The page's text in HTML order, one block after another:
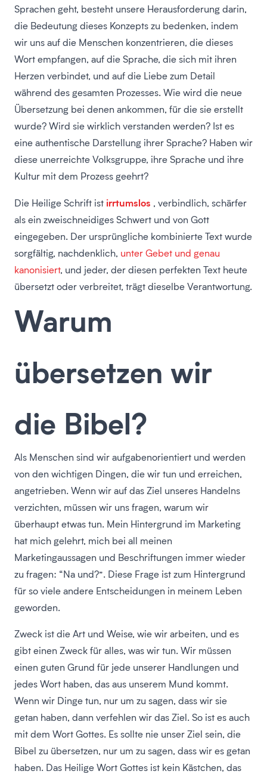
Sprachen geht, besteht unsere Herausforderung darin,
die Bedeutung dieses Konzepts zu bedenken, indem
wir uns auf die Menschen konzentrieren, die dieses
Wort empfangen, auf die Sprache, die sich mit ihren
Herzen verbindet, und auf die Liebe zum Detail
während des gesamten Prozesses. Wie wird die neue
Übersetzung bei denen ankommen, für die sie erstellt
wurde? Wird sie wirklich verstanden werden? Ist es
eine authentische Darstellung ihrer Sprache? Haben wir
diese unerreichte Volksgruppe, ihre Sprache und ihre
Kultur mit dem Prozess geehrt?
Die Heilige Schrift ist irrtumslos , verbindlich, schärfer
als ein zweischneidiges Schwert und von Gott
eingegeben. Der ursprüngliche kombinierte Text wurde
sorgfältig, nachdenklich, unter Gebet und genau
kanonisiert, und jeder, der diesen perfekten Text heute
übersetzt oder verbreitet, trägt dieselbe Verantwortung.
Warum
übersetzen wir
die Bibel?
Als Menschen sind wir aufgabenorientiert und werden
von den wichtigen Dingen, die wir tun und erreichen,
angetrieben. Wenn wir auf das Ziel unseres Handelns
verzichten, müssen wir uns fragen, warum wir
überhaupt etwas tun. Mein Hintergrund im Marketing
hat mich gelehrt, mich bei all meinen
Marketingaussagen und Beschriftungen immer wieder
zu fragen: “Na und?”. Diese Frage ist zum Hintergrund
für so viele andere Entscheidungen in meinem Leben
geworden.
Zweck ist die Art und Weise, wie wir arbeiten, und es
gibt einen Zweck für alles, was wir tun. Wir müssen
einen guten Grund für jede unserer Handlungen und
jedes Wort haben, das aus unserem Mund kommt.
Wenn wir Dinge tun, nur um zu sagen, dass wir sie
getan haben, dann verfehlen wir das Ziel. So ist es auch
mit dem Wort Gottes. Es sollte nie unser Ziel sein, die
Bibel zu übersetzen, nur um zu sagen, dass wir es getan
haben. Das Heilige Wort Gottes ist kein Kästchen, das